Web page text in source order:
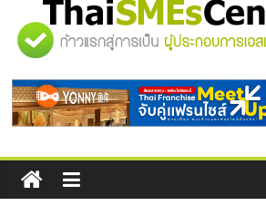
ThaiFranchise Meet Up
ไชส์ ครั้งที่ 8
ร้านเครื่องเสียงคุณภาพสูง
บริษัท Cybersecurity ใน
วิธีเลือกผู้ให้บริการให้คุ้มค่
โจทย์ธุรกิจ
"ศูนย์
รวม
ข้อมูล
ธุรกิจ